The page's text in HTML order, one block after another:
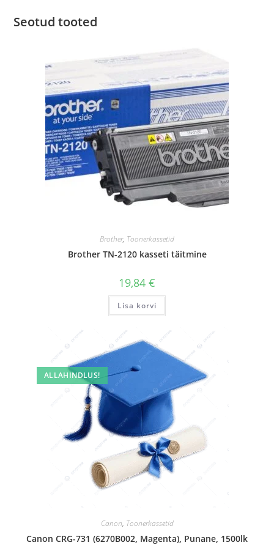
Seotud tooted
Brother, Toonerkassetid
Brother TN-2120 kasseti täitmine
19,84 €
Lisa korvi
ALLAHINDLUS!
Canon, Toonerkassetid
Canon CRG-731 (6270B002, Magenta), Punane, 1500lk